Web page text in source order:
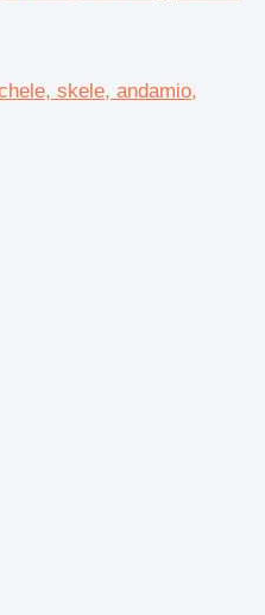
skele, andamio,